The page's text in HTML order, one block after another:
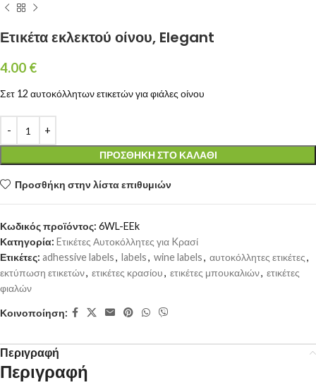
Ετικέτα εκλεκτού οίνου, Elegant
4.00 €
Σετ 12 αυτοκόλλητων ετικετών για φιάλες οίνου
ΠΡΟΣΘΉΚΗ ΣΤΟ ΚΑΛΆΘΙ
Προσθήκη στην λίστα επιθυμιών
Κωδικός προϊόντος: 6WL-EEk
Κατηγορία: Eτικέτες Αυτοκόλλητες για Kρασί
Ετικέτες: adhessive labels, labels, wine labels, αυτοκόλλητες ετικέτες,
εκτύπωση ετικετών, ετικέτες κρασίου, ετικέτες μπουκαλιών, ετικέτες
φιαλών
Κοινοποίηση:
Περιγραφή
Περιγραφή